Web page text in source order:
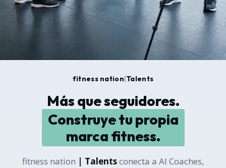
fitness nation|Talents
Más que seguidores.
Construye tu propia
marca fitness.
fitness nation | Talentsconecta a AI Coaches,